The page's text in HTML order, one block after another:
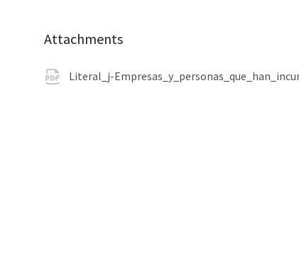
Attachments
Literal_j-